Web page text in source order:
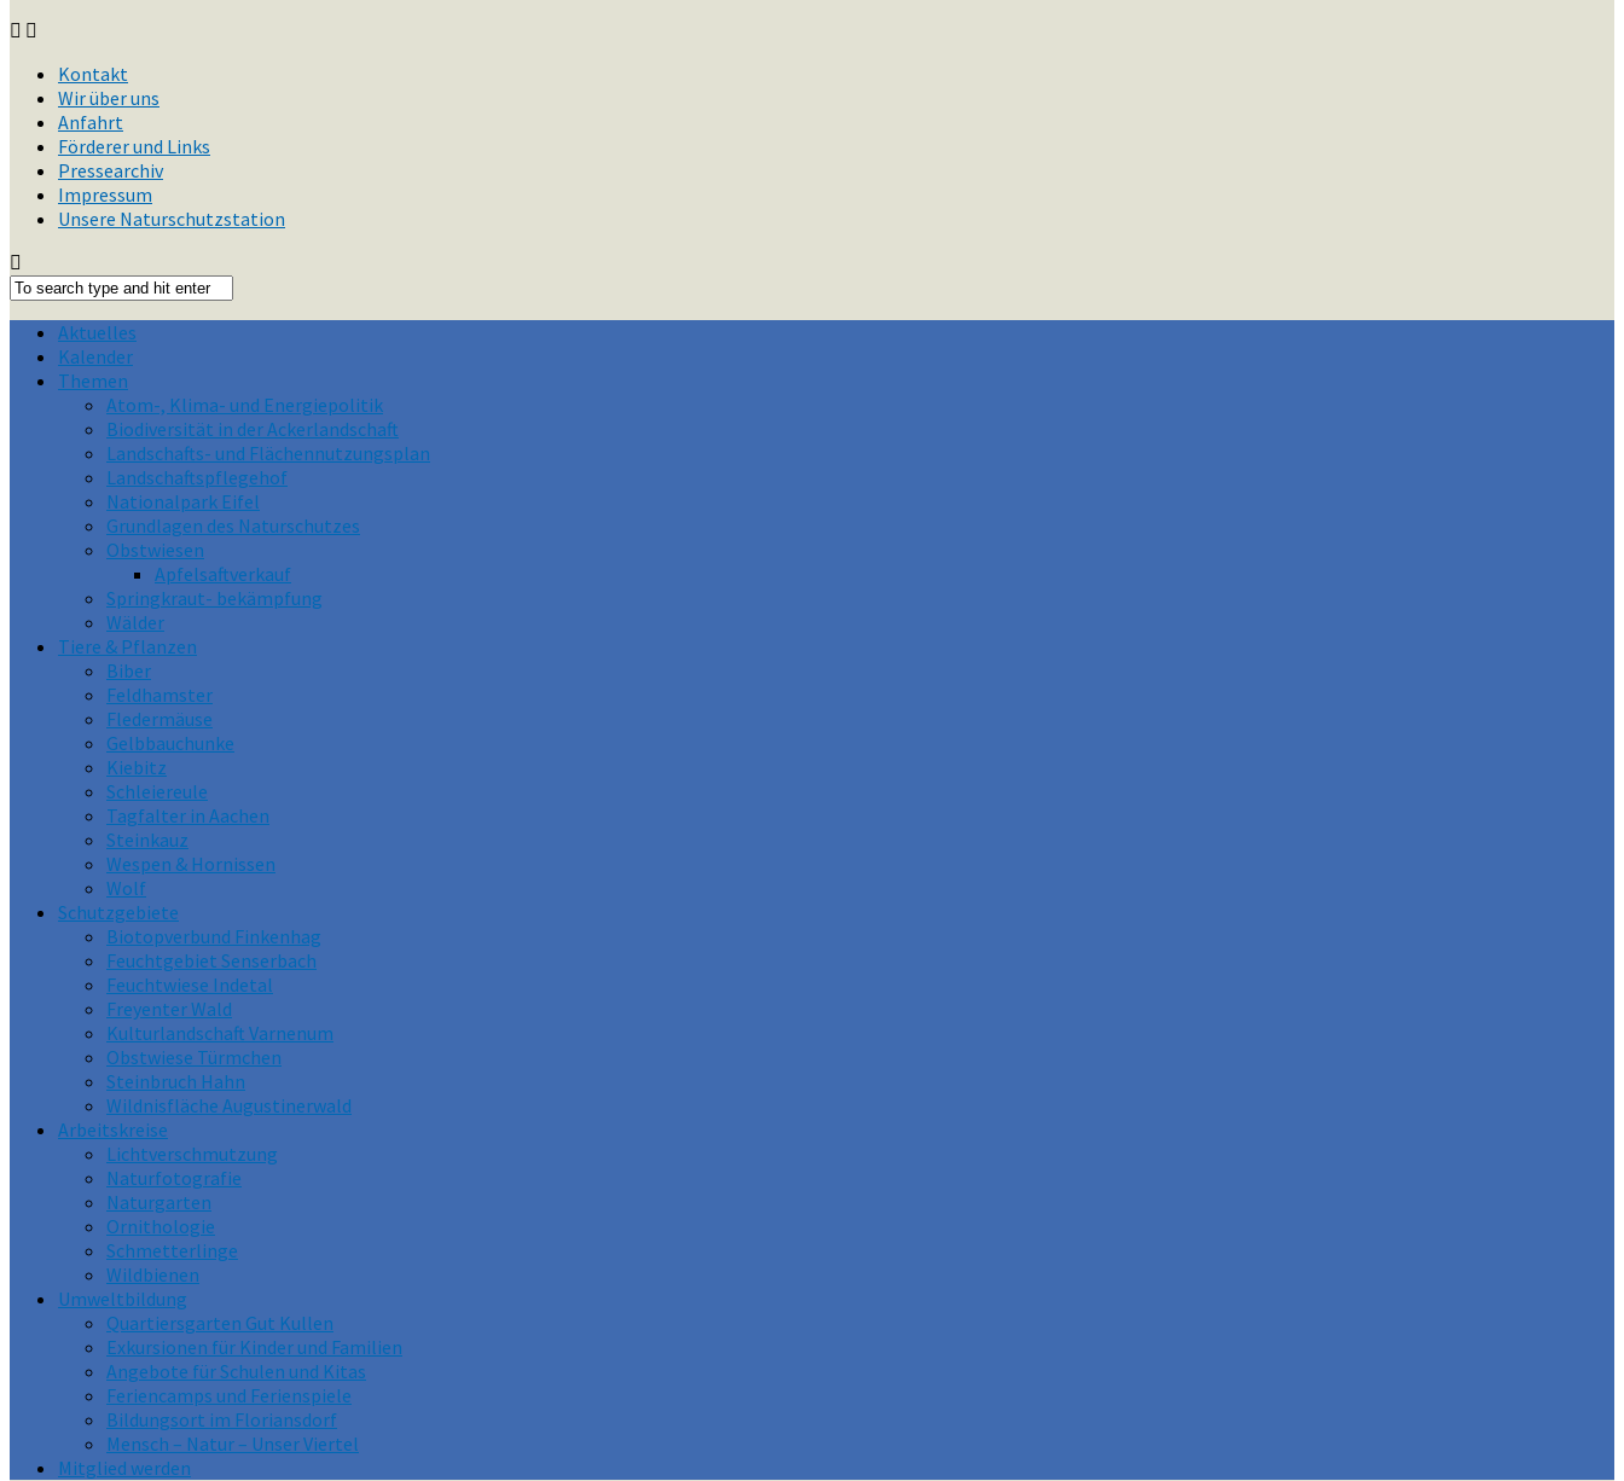
Kontakt
Wir über uns
Anfahrt
Förderer und Links
Pressearchiv
Impressum
Unsere Naturschutzstation
Aktuelles
Kalender
Themen
Atom-, Klima- und Energiepolitik
Biodiversität in der Ackerlandschaft
Landschafts- und Flächennutzungsplan
Landschaftspflegehof
Nationalpark Eifel
Grundlagen des Naturschutzes
Obstwiesen
Apfelsaftverkauf
Springkraut- bekämpfung
Wälder
Tiere & Pflanzen
Biber
Feldhamster
Fledermäuse
Gelbbauchunke
Kiebitz
Schleiereule
Tagfalter in Aachen
Steinkauz
Wespen & Hornissen
Wolf
Schutzgebiete
Biotopverbund Finkenhag
Feuchtgebiet Senserbach
Feuchtwiese Indetal
Freyenter Wald
Kulturlandschaft Varnenum
Obstwiese Türmchen
Steinbruch Hahn
Wildnisfläche Augustinerwald
Arbeitskreise
Lichtverschmutzung
Naturfotografie
Naturgarten
Ornithologie
Schmetterlinge
Wildbienen
Umweltbildung
Quartiersgarten Gut Kullen
Exkursionen für Kinder und Familien
Angebote für Schulen und Kitas
Feriencamps und Ferienspiele
Bildungsort im Floriansdorf
Mensch – Natur – Unser Viertel
Mitglied werden